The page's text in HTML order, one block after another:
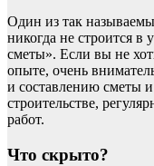
Один из так
никогда не строится в
сметы». Если вы не
опыте, очень
и составлению сметы
строительстве,
работ.
Что скрыто?